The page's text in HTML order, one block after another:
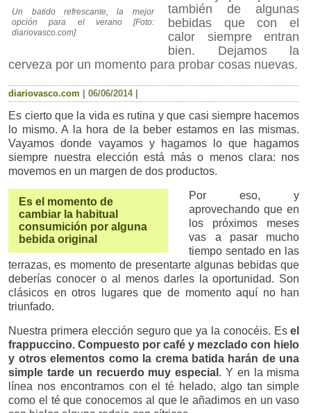
Un batido refrescante, la mejor
opción para el verano [Foto:
diariovasco.com]
también de algunas
bebidas que con el
calor siempre entran
bien. Dejamos la
cerveza por un momento para probar cosas nuevas.
diariovasco.com |06/06/2014|
Es cierto que la vida es rutina y que casi siempre hacemos
lo mismo. A la hora de la beber estamos en las mismas.
Vayamos donde vayamos y hagamos lo que hagamos
siempre nuestra elección está más o menos clara: nos
movemos en un margen de dos productos.
Es el momento de
cambiar la habitual
consumición por alguna
bebida original
Por eso, y
aprovechando que en
los próximos meses
vas a pasar mucho
tiempo sentado en las
terrazas, es momento de presentarte algunas bebidas que
deberías conocer o al menos darles la oportunidad. Son
clásicos en otros lugares que de momento aquí no han
triunfado.
Nuestra primera elección seguro que ya la conocéis. Esel
frappuccino. Compuesto por café y mezclado con hielo
y otros elementos como la crema batida harán de una
simple tarde un recuerdo muy especial . Y en la misma
línea nos encontramos con el té helado, algo tan simple
como el té que conocemos al que le añadimos en un vaso